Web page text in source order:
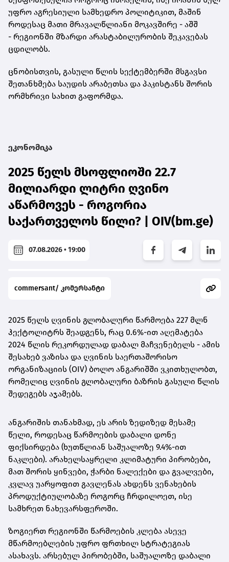
უფრო აგრესიული სამხედრო პოლიტიკით, მაშინ
როდესაც მათი მრავალწლიანი მოკავშირე - აშშ
- რეგიონში მზარდი არასტაბილურობის შეკავებას
ცდილობს.
ცნობისთვის, გასული წლის სექტემბერში მსგავსი
შეთანხმება საუდის არაბეთსა და პაკისტანს შორის
ორმხრივი სახით გაფორმდა.
ეკონომიკა
2025 წელს მსოფლიოში 22.7
მილიარდი ლიტრი ღვინო
აწარმოვეს - როგორია
საქართველოს წილი? | OIV(bm.ge)
07.08.2026 • 19:00
commersant/ კომერსანტი
2025 წელს ღვინის გლობალური წარმოება 227 მლნ
ჰექტოლიტრს შეადგენს, რაც 0.6%-ით აღემატება
2024 წლის რეკორდულად დაბალ მაჩვენებელს - ამის
შესახებ ვაზისა და ღვინის საერთაშორისო
ორგანიზაციის (OIV) ბოლო ანგარიშში ვკითხულობთ,
რომელიც ღვინის გლობალური ბაზრის გასული წლის
შედეგებს აჯამებს.
ანგარიშის თანახმად, ეს არის ზედიზედ მესამე
წელი, როდესაც წარმოების დაბალი დონე
ფიქსირდება (ხუთწლიან საშუალოზე 9.4%-ით
ნაკლები). არახელსაყრელი კლიმატური პირობები,
მათ შორის ყინვები, ჭარბი ნალექები და გვალვები,
კვლავ უარყოფით გავლენას ახდენს ვენახების
პროდუქტიულობაზე როგორც ჩრდილოეთ, ისე
სამხრეთ ნახევარსფეროში.
ზოგიერთ რეგიონში წარმოების კლება ასევე
მწარმოებლების უფრო ფრთხილ სტრატეგიას
ასახავს. არსებულ პირობებში, საშუალოზე დაბალი